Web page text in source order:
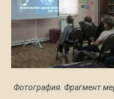
Фотография. Фрагмент